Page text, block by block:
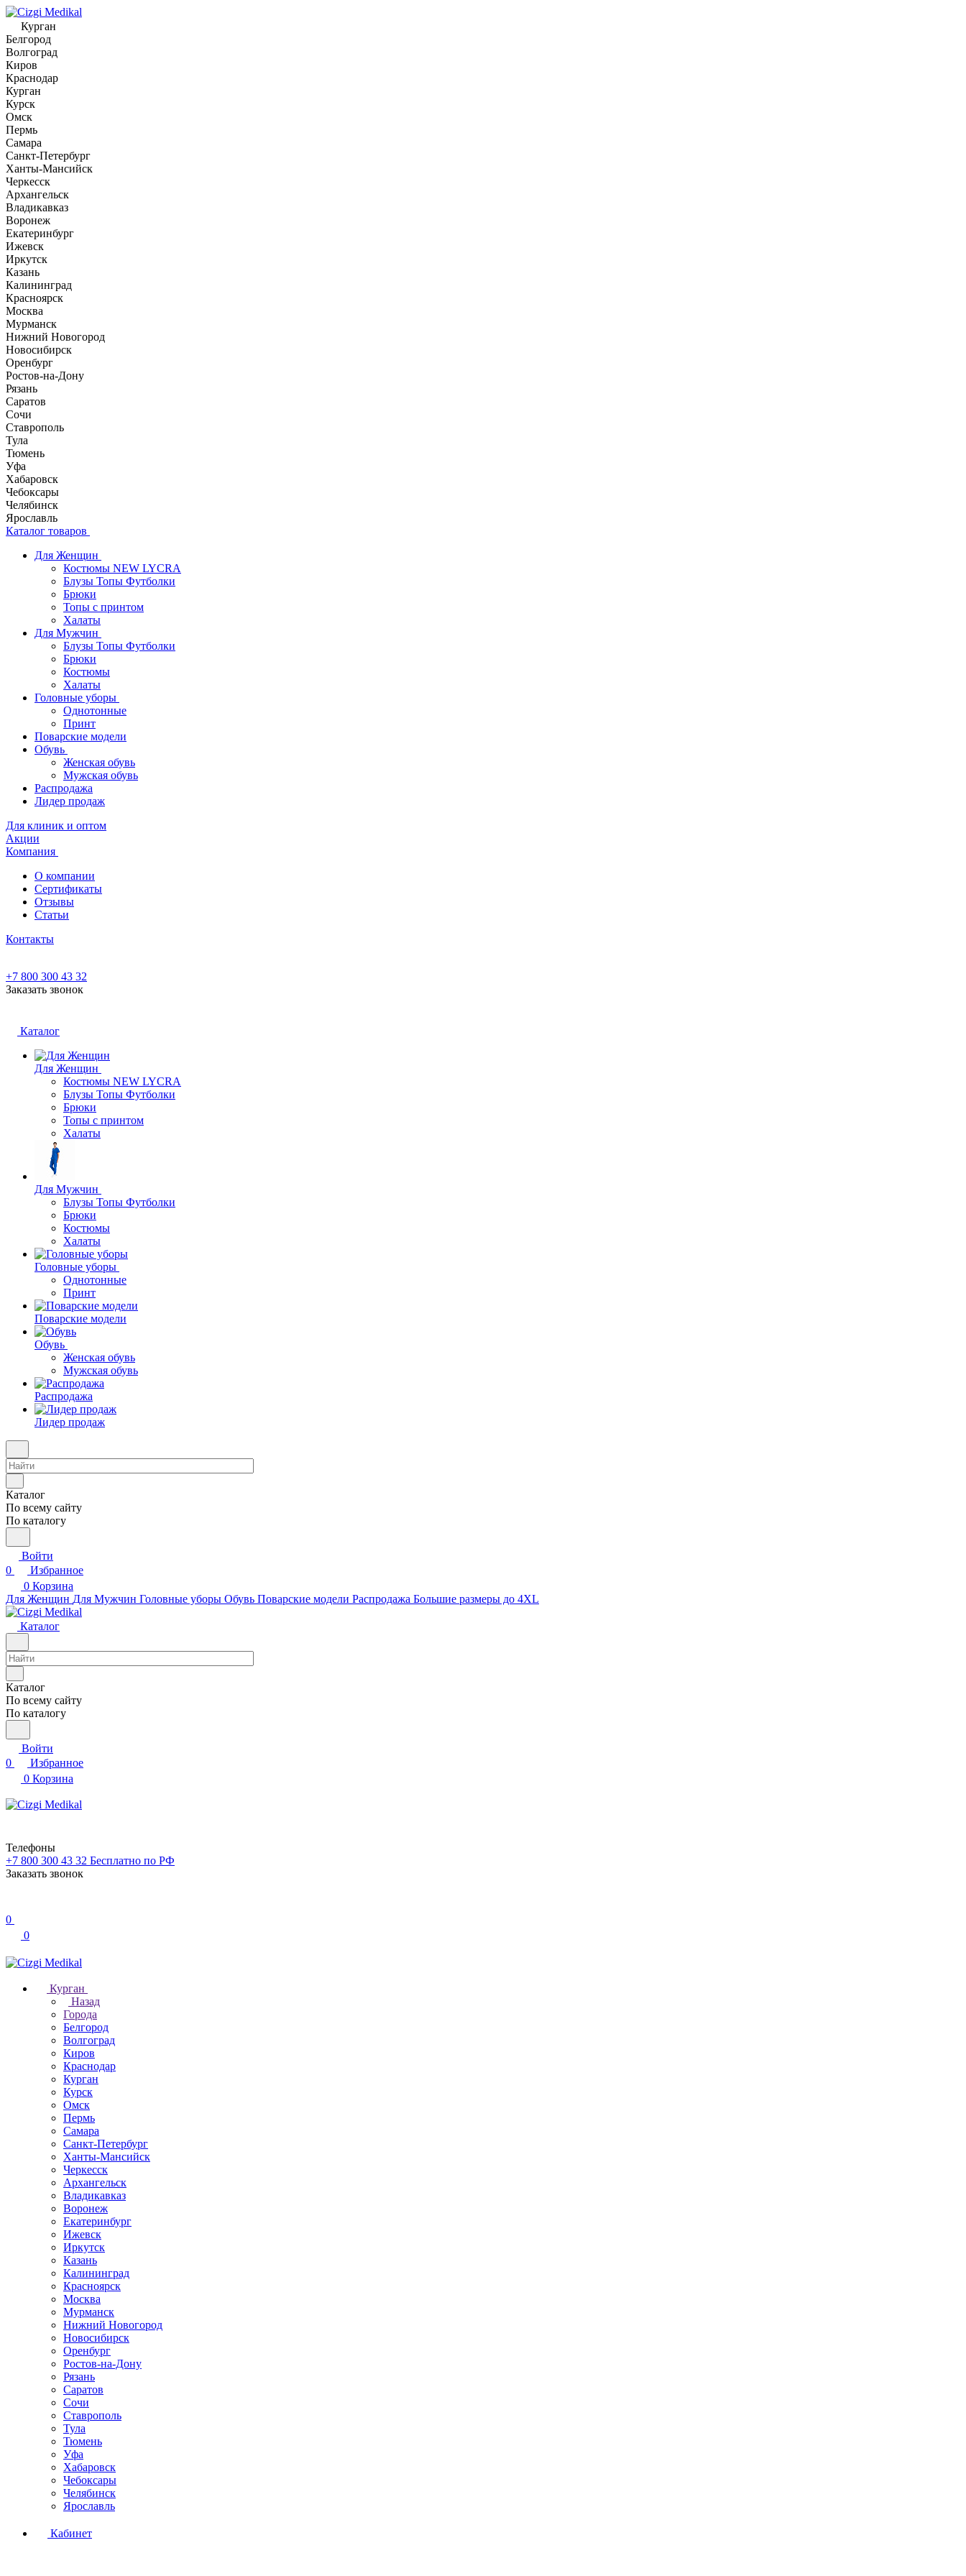
Курган
Белгород
Волгоград
Киров
Краснодар
Курган
Курск
Омск
Пермь
Самара
Санкт-Петербург
Ханты-Мансийск
Черкесск
Архангельск
Владикавказ
Воронеж
Екатеринбург
Ижевск
Иркутск
Казань
Калининград
Красноярск
Москва
Мурманск
Нижний Новогород
Новосибирск
Оренбург
Ростов-на-Дону
Рязань
Саратов
Сочи
Ставрополь
Тула
Тюмень
Уфа
Хабаровск
Чебоксары
Челябинск
Ярославль
Каталог товаров
Для Женщин
Костюмы NEW LYCRA
Блузы Топы Футболки
Брюки
Топы с принтом
Халаты
Для Мужчин
Блузы Топы Футболки
Брюки
Костюмы
Халаты
Головные уборы
Однотонные
Принт
Поварские модели
Обувь
Женская обувь
Мужская обувь
Распродажа
Лидер продаж
Для клиник и оптом
Акции
Компания
О компании
Сертификаты
Отзывы
Статьи
Контакты
+7 800 300 43 32
Заказать звонок
Каталог
Для Женщин
Костюмы NEW LYCRA
Блузы Топы Футболки
Брюки
Топы с принтом
Халаты
Для Мужчин
Блузы Топы Футболки
Брюки
Костюмы
Халаты
Головные уборы
Однотонные
Принт
Поварские модели
Обувь
Женская обувь
Мужская обувь
Распродажа
Лидер продаж
Каталог
По всему сайту
По каталогу
Войти
0
Избранное
0 Корзина
Для Женщин Для Мужчин Головные уборы Обувь Поварские модели Распродажа Большие размеры до 4XL
Каталог
Каталог
По всему сайту
По каталогу
Войти
0
Избранное
0 Корзина
Телефоны
+7 800 300 43 32 Бесплатно по РФ
Заказать звонок
0
0
Курган
Назад
Города
Белгород
Волгоград
Киров
Краснодар
Курган
Курск
Омск
Пермь
Самара
Санкт-Петербург
Ханты-Мансийск
Черкесск
Архангельск
Владикавказ
Воронеж
Екатеринбург
Ижевск
Иркутск
Казань
Калининград
Красноярск
Москва
Мурманск
Нижний Новогород
Новосибирск
Оренбург
Ростов-на-Дону
Рязань
Саратов
Сочи
Ставрополь
Тула
Тюмень
Уфа
Хабаровск
Чебоксары
Челябинск
Ярославль
Кабинет